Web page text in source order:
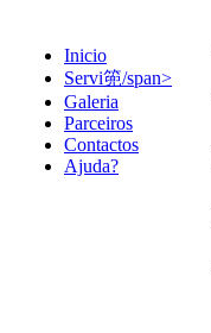
Inicio
Servi篼/span>
Galeria
Parceiros
Contactos
Ajuda?